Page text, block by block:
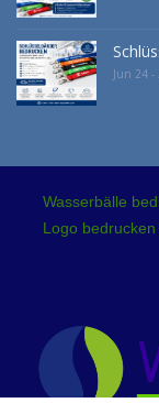
Jun 24 -
Wasserbälle
Logo